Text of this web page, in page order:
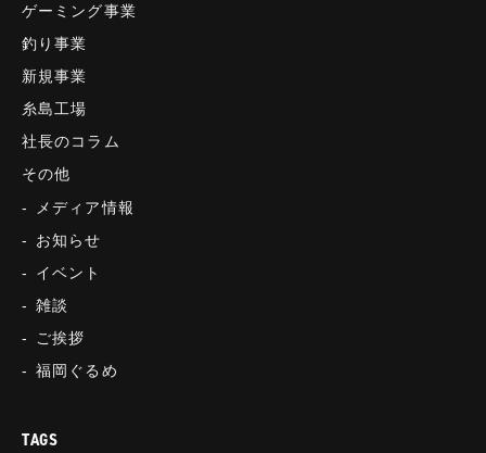
ゲーミング事業
釣り事業
新規事業
糸島工場
社長のコラム
その他
メディア情報
お知らせ
イベント
雑談
ご挨拶
福岡ぐるめ
TAGS